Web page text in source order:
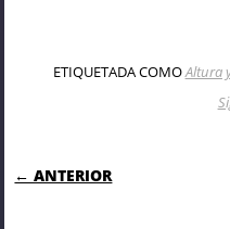
ETIQUETADA COMOAltura
← ANTERIOR